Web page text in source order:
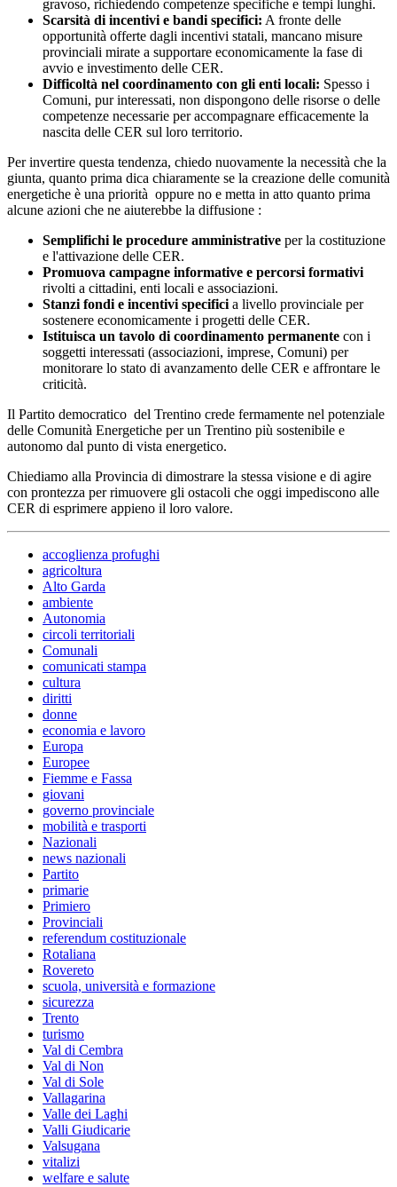
gravoso, richiedendo competenze specifiche e tempi lunghi.
Scarsità di incentivi e bandi specifici: A fronte delle
opportunità offerte dagli incentivi statali, mancano misure
provinciali mirate a supportare economicamente la fase di
avvio e investimento delle CER.
Difficoltà nel coordinamento con gli enti locali: Spesso i
Comuni, pur interessati, non dispongono delle risorse o delle
competenze necessarie per accompagnare efficacemente la
nascita delle CER sul loro territorio.
Per invertire questa tendenza, chiedo nuovamente la necessità che la
giunta, quanto prima dica chiaramente se la creazione delle comunità
energetiche è una priorità oppure no e metta in atto quanto prima
alcune azioni che ne aiuterebbe la diffusione :
Semplifichi le procedure amministrative per la costituzione
e l'attivazione delle CER.
Promuova campagne informative e percorsi formativi
rivolti a cittadini, enti locali e associazioni.
Stanzi fondi e incentivi specifici a livello provinciale per
sostenere economicamente i progetti delle CER.
Istituisca un tavolo di coordinamento permanente con i
soggetti interessati (associazioni, imprese, Comuni) per
monitorare lo stato di avanzamento delle CER e affrontare le
criticità.
Il Partito democratico del Trentino crede fermamente nel potenziale
delle Comunità Energetiche per un Trentino più sostenibile e
autonomo dal punto di vista energetico.
Chiediamo alla Provincia di dimostrare la stessa visione e di agire
con prontezza per rimuovere gli ostacoli che oggi impediscono alle
CER di esprimere appieno il loro valore.
accoglienza profughi
agricoltura
Alto Garda
ambiente
Autonomia
circoli territoriali
Comunali
comunicati stampa
cultura
diritti
donne
economia e lavoro
Europa
Europee
Fiemme e Fassa
giovani
governo provinciale
mobilità e trasporti
Nazionali
news nazionali
Partito
primarie
Primiero
Provinciali
referendum costituzionale
Rotaliana
Rovereto
scuola, università e formazione
sicurezza
Trento
turismo
Val di Cembra
Val di Non
Val di Sole
Vallagarina
Valle dei Laghi
Valli Giudicarie
Valsugana
vitalizi
welfare e salute